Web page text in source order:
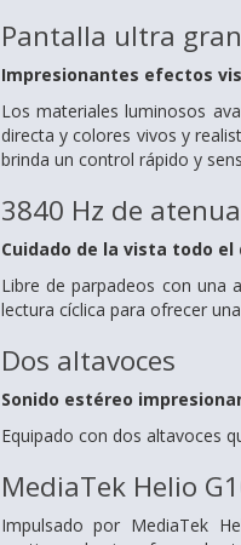
Pantalla ultra
Impresionantes efectos
Los materiales luminosos
directa y colores vivos y
brinda un control rápido y
3840 Hz de
Cuidado de la vista todo
Libre de parpadeos con una
lectura cíclica para ofrecer
Dos altavoces
Sonido estéreo
Equipado con dos altavoces
MediaTek Helio
Impulsado por MediaTek